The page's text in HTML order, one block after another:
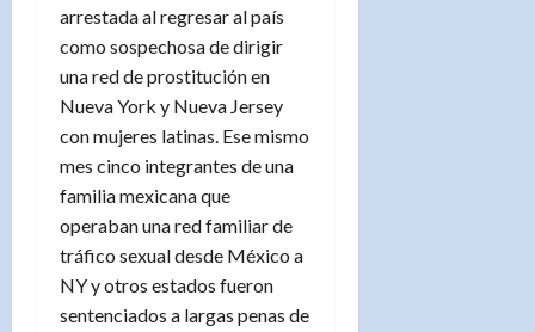
arrestada al regresar al país
como sospechosa de dirigir
una red de prostitución en
Nueva York y Nueva Jersey
con mujeres latinas. Ese mismo
mes cinco integrantes de una
familia mexicana que
operaban una red familiar de
tráfico sexual desde México a
NY y otros estados fueron
sentenciados a largas penas de